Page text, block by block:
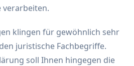
verarbeiten.
klingen für gewöhnlich sehr
juristische Fachbegriffe.
soll Ihnen hingegen die